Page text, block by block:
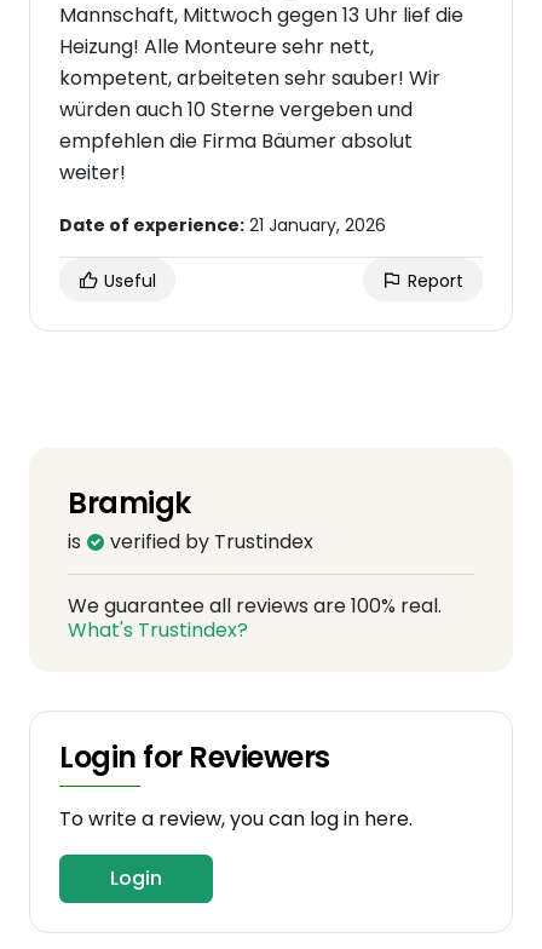
Mannschaft, Mittwoch gegen 13 Uhr lief die
Heizung! Alle Monteure sehr nett,
kompetent, arbeiteten sehr sauber! Wir
würden auch 10 Sterne vergeben und
empfehlen die Firma Bäumer absolut
weiter!
Date of experience: 21 January, 2026
Useful Report
Bramigk
is verified by Trustindex
We guarantee all reviews are 100% real.
What's Trustindex?
Login for Reviewers
To write a review, you can log in here.
Login